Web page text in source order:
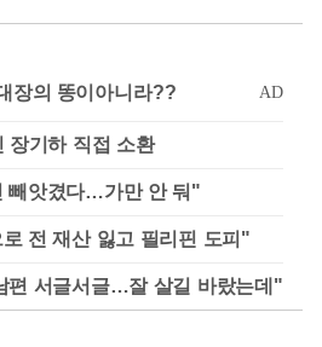
장기하 직접 소환
빼앗겼다…가만 안 둬"
전 재산 잃고 필리핀 도피"
편 서글서글…잘 살길 바랐는데"